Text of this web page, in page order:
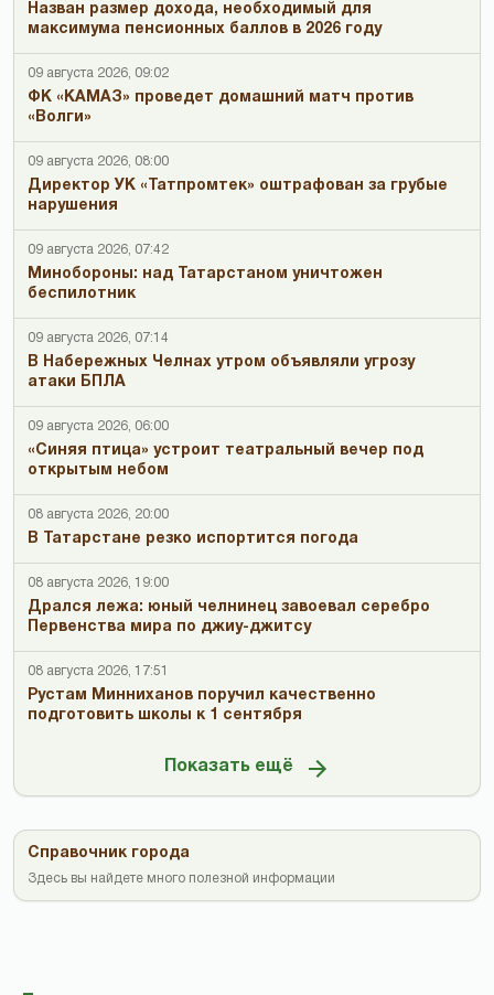
Назван размер дохода, необходимый для
максимума пенсионных баллов в 2026 году
09 августа 2026, 09:02
ФК «КАМАЗ» проведет домашний матч против
«Волги»
09 августа 2026, 08:00
Директор УК «Татпромтек» оштрафован за грубые
нарушения
09 августа 2026, 07:42
Минобороны: над Татарстаном уничтожен
беспилотник
09 августа 2026, 07:14
В Набережных Челнах утром объявляли угрозу
атаки БПЛА
09 августа 2026, 06:00
«Синяя птица» устроит театральный вечер под
открытым небом
08 августа 2026, 20:00
В Татарстане резко испортится погода
08 августа 2026, 19:00
Дрался лежа: юный челнинец завоевал серебро
Первенства мира по джиу-джитсу
08 августа 2026, 17:51
Рустам Минниханов поручил качественно
подготовить школы к 1 сентября
Показать ещё
Справочник города
Здесь вы найдете много полезной информации